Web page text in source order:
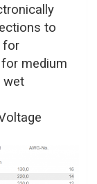
to
for
medium
wet